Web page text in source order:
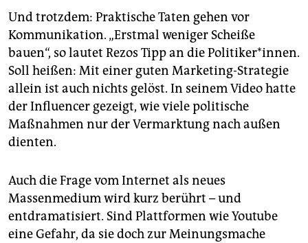
Und trotzdem: Praktische Taten gehen vor
Kommunikation. „Erstmal weniger Scheiße
bauen“, so lautet Rezos Tipp an die Politiker*innen.
Soll heißen: Mit einer guten Marketing-Strategie
allein ist auch nichts gelöst. In seinem Video hatte
der Influencer gezeigt, wie viele politische
Maßnahmen nur der Vermarktung nach außen
dienten.
Auch die Frage vom Internet als neues
Massenmedium wird kurz berührt – und
entdramatisiert. Sind Plattformen wie Youtube
eine Gefahr, da sie doch zur Meinungsmache